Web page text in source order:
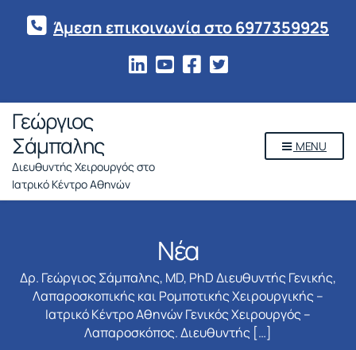
Άμεση επικοινωνία στο 6977359925
Γεώργιος
Σάμπαλης
Διευθυντής Χειρουργός στο
Ιατρικό Κέντρο Αθηνών
MENU
Νέα
Δρ. Γεώργιος Σάμπαλης, MD, PhD Διευθυντής Γενικής,
Λαπαροσκοπικής και Ρομποτικής Χειρουργικής –
Ιατρικό Κέντρο Αθηνών Γενικός Χειρουργός –
Λαπαροσκόπος. Διευθυντής […]